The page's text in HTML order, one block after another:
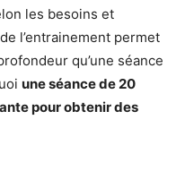
les besoins et
l’entrainement permet
qu’une séance
une séance de 20
pour obtenir des